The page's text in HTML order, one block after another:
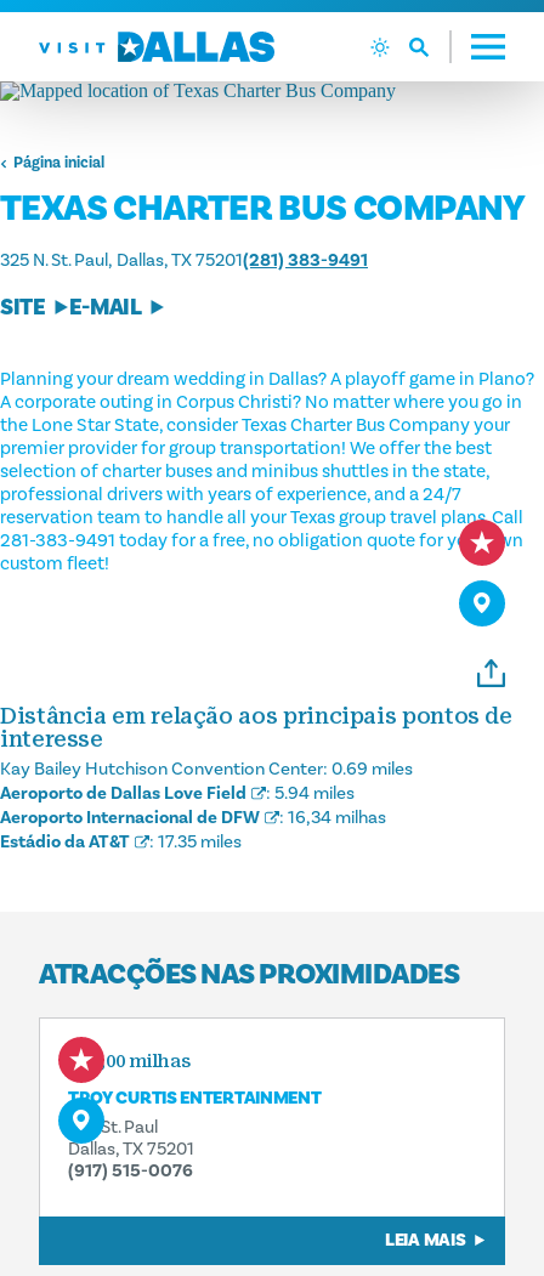
Ir diretamente para o conteúdo
Página inicial
TEXAS CHARTER BUS COMPANY
325 N. St. Paul Dallas, TX 75201(281) 383-9491
SITE E-MAIL
Planning your dream wedding in Dallas? A playoff game in Plano?
A corporate outing in Corpus Christi? No matter where you go in
the Lone Star State, consider Texas Charter Bus Company your
premier provider for group transportation! We offer the best
selection of charter buses and minibus shuttles in the state,
professional drivers with years of experience, and a 24/7
reservation team to handle all your Texas group travel plans. Call
281-383-9491 today for a free, no obligation quote for your own
custom fleet!
Distância em relação aos principais pontos de
interesse
Kay Bailey Hutchison Convention Center: 0.69 miles
Aeroporto de Dallas Love Field
: 5.94 miles
Aeroporto Internacional de DFW
: 16,34 milhas
Estádio da AT&T
: 17.35 miles
ATRACÇÕES NAS PROXIMIDADES
0,00 milhas
TROY CURTIS ENTERTAINMENT
325 St. Paul
Dallas, TX 75201
(917) 515-0076
LEIA MAIS